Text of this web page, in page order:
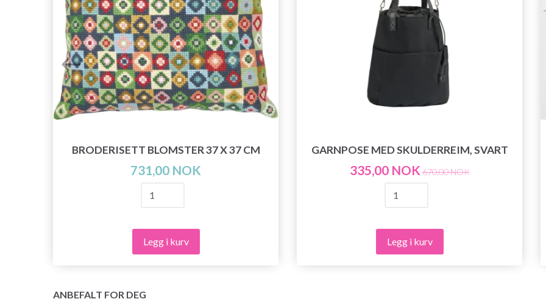
BRODERISETT BLOMSTER 37 X 37 CM
731,00 NOK
Legg i kurv
GARNPOSE MED SKULDERREIM, SVART
335,00 NOK 670,00 NOK
Legg i kurv
ANBEFALT FOR DEG